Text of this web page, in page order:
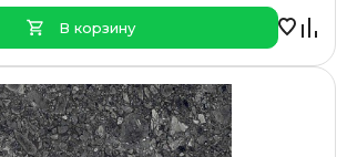
В корзину